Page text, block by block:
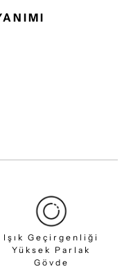
Işık Geçirgenliği
Yüksek Parlak
Gövde